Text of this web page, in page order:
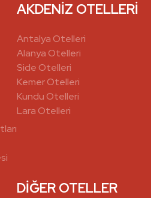
AKDENİZ OTELLERİ
Antalya Otelleri
Alanya Otelleri
Side Otelleri
Kemer Otelleri
Kundu Otelleri
Lara Otelleri
DİĞER OTELLER